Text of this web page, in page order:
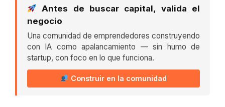
Antes de buscar capital, valida el
negocio
Una comunidad de emprendedores construyendo
con IA como apalancamiento — sin humo de
startup, con foco en lo que funciona.
Construir en la comunidad